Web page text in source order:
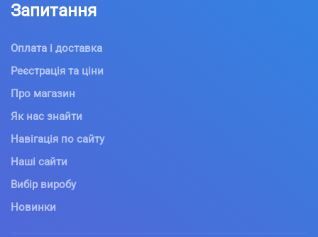
Запитання
Оплата і доставка
Реєстрація та ціни
Про магазин
Як нас знайти
Навігація по сайту
Наші сайти
Вибір виробу
Новинки